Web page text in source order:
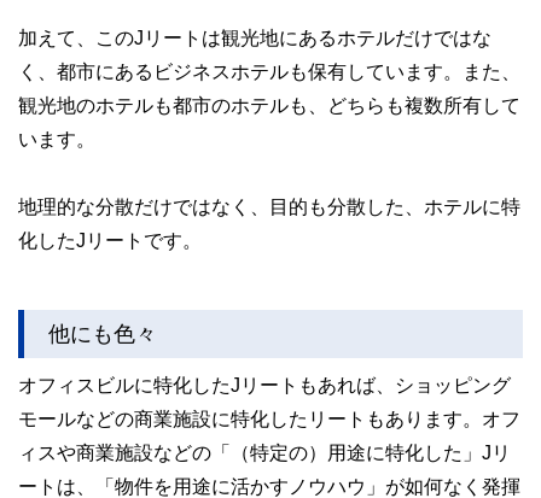
加えて、このJリートは観光地にあるホテルだけではな
く、都市にあるビジネスホテルも保有しています。また、
観光地のホテルも都市のホテルも、どちらも複数所有して
います。
地理的な分散だけではなく、目的も分散した、ホテルに特
化したJリートです。
他にも色々
オフィスビルに特化したJリートもあれば、ショッピング
モールなどの商業施設に特化したリートもあります。オフ
ィスや商業施設などの「（特定の）用途に特化した」Jリ
ートは、「物件を用途に活かすノウハウ」が如何なく発揮